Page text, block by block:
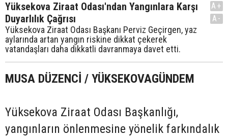
Yüksekova Ziraat Odası'ndan Yangınlara Karşı
Duyarlılık Çağrısı
Yüksekova Ziraat Odası Başkanı Perviz Geçirgen, yaz
aylarında artan yangın riskine dikkat çekerek
vatandaşları daha dikkatli davranmaya davet etti.
A+
A-
MUSA DÜZENCİ / YÜKSEKOVAGÜNDEM
Yüksekova Ziraat Odası Başkanlığı,
yangınların önlenmesine yönelik farkındalık